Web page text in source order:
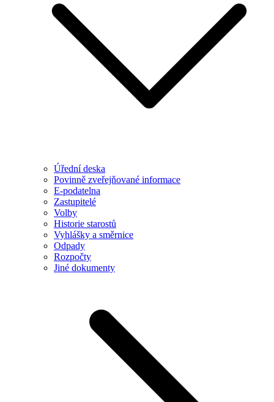
Úřední deska
Povinně zveřejňované informace
E-podatelna
Zastupitelé
Volby
Historie starostů
Vyhlášky a směrnice
Odpady
Rozpočty
Jiné dokumenty